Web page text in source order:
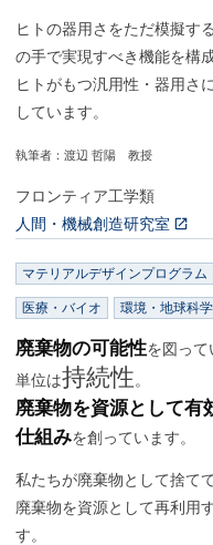
ヒトの器用さをただ模擬す
の手で実現すべき機能を構
ヒトがもつ汎用性・器用さ
しています。
執筆者：渡辺 哲陽 教授
フロンティア工学類
人間・機械創造研究室
マテリアルデザインプログラム
医療・バイオ 環境・地球科学
廃棄物の可能性を図って
単位は持続性。
廃棄物を資源として有
仕組みを創っています。
私たちが廃棄物として捨て
廃棄物を資源として再利用
す。